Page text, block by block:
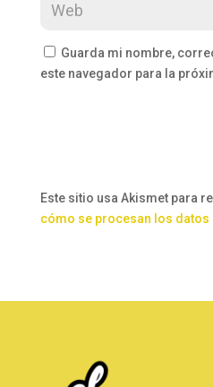
Guarda mi nombre,
este navegador para la
Este sitio usa Akismet para
cómo se procesan los